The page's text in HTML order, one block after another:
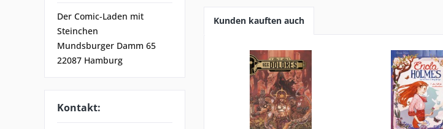
Der Comic-Laden mit
Steinchen
Mundsburger Damm 65
22087 Hamburg
Kontakt:
Kunden kauften auch